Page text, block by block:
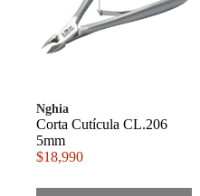
Nghia
Corta Cutícula CL.206
5mm
$18,990